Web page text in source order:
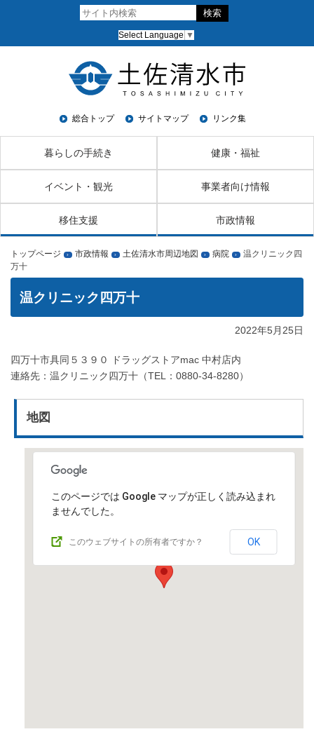
Select Language ▼
総合トップ サイトマップ リンク集
暮らしの手続き 健康・福祉
イベント・観光 事業者向け情報
移住支援 市政情報
トップページ › 市政情報 › 土佐清水市周辺地図 › 病院 ›
温クリニック四
万十
温クリニック四万十
2022年5月25日
四万十市具同５３９０ ドラッグストアmac 中村店内
連絡先：温クリニック四万十（TEL：0880-34-8280）
地図
このページでは Google マップが正しく読み込まれ
ませんでした。
このウェブサイトの所有者ですか？ OK